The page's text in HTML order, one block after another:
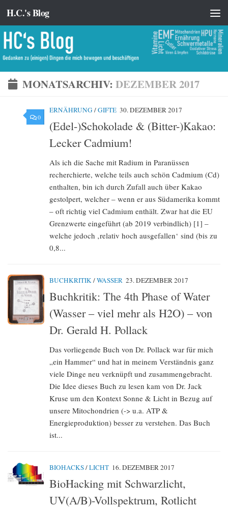
Zum Inhalt springen
H.C.'s Blog
MONATSARCHIV: DEZEMBER 2017
0
ERNÄHRUNG /GIFTE 30. DEZEMBER 2017
(Edel-)Schokolade & (Bitter-)Kakao:
Lecker Cadmium!
Als ich die Sache mit Radium in Paranüssen
recherchierte, welche teils auch schön Cadmium (Cd)
enthalten, bin ich durch Zufall auch über Kakao
gestolpert, welcher – wenn er aus Südamerika kommt
– oft richtig viel Cadmium enthält. Zwar hat die EU
Grenzwerte eingeführt (ab 2019 verbindlich) [1] –
welche jedoch ‚relativ hoch ausgefallen‘ sind (bis zu
0,8...
BUCHKRITIK/WASSER 23. DEZEMBER 2017
Buchkritik: The 4th Phase of Water
(Wasser – viel mehr als H2O) – von
Dr. Gerald H. Pollack
Das vorliegende Buch von Dr. Pollack war für mich
„ein Hammer“ und hat in meinem Verständnis ganz
viele Dinge neu verknüpft und zusammengebracht.
Die Idee dieses Buch zu lesen kam von Dr. Jack
Kruse um den Kontext Sonne & Licht in Bezug auf
unsere Mitochondrien (-> u.a. ATP &
Energieproduktion) besser zu verstehen. Das Buch
ist...
BIOHACKS/LICHT 16. DEZEMBER 2017
BioHacking mit Schwarzlicht,
UV(A/B)-Vollspektrum, Rotlicht